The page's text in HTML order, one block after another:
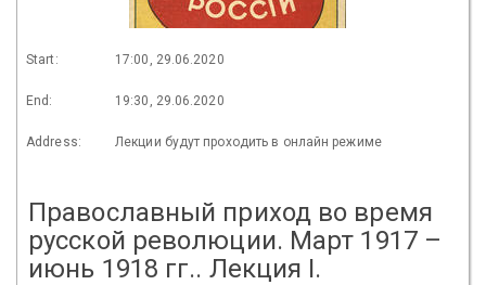
Start: 17:00, 29.06.2020
End: 19:30, 29.06.2020
Address: Лекции будут проходить в онлайн режиме
Православный приход во время
русской революции. Март 1917 –
июнь 1918 гг.. Лекция I.